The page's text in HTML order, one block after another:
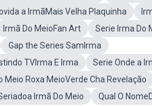
a IrmãMais Velha Plaquinha
Irmã Do MeioFan Art
Serie Irma Do
Gap the Series SamIrma
TVIrma E Irma
Serie Onde a
Meio Roxa MeioVerde Cha Revelação
Irmã Do Meio Qual O